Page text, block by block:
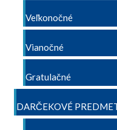
Veľkonočné
Vianočné
Gratulačné
DARČEKOVÉ